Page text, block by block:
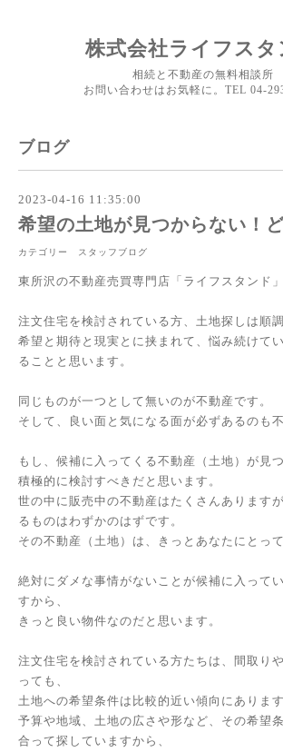
株式会社ライフスタ
相続と不動産の無料相談所
お問い合わせはお気軽に。TEL 04-
ブログ
2023-04-16 11:35:00
希望の土地が見つからない！
カテゴリー スタッフブログ
東所沢の不動産売買専門店「ライフスタンド」
注文住宅を検討されている方、土地探しは順
希望と期待と現実とに挟まれて、悩み続けて
ることと思います。
同じものが一つとして無いのが不動産です。
そして、良い面と気になる面が必ずあるのも不
もし、候補に入ってくる不動産（土地）が見
積極的に検討すべきだと思います。
世の中に販売中の不動産はたくさんあります
るものはわずかのはずです。
その不動産（土地）は、きっとあなたにとっ
絶対にダメな事情がないことが候補に入って
すから、
きっと良い物件なのだと思います。
注文住宅を検討されている方たちは、間取り
っても、
土地への希望条件は比較的近い傾向にあります
予算や地域、土地の広さや形など、その希望
合って探していますから、